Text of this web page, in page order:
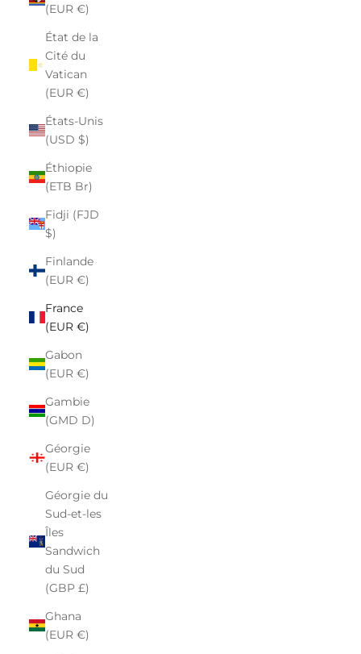
(EUR €)
État de la
Cité du
Vatican
(EUR €)
États-Unis
(USD $)
Éthiopie
(ETB Br)
Fidji (FJD
$)
Finlande
(EUR €)
France
(EUR €)
Gabon
(EUR €)
Gambie
(GMD D)
Géorgie
(EUR €)
Géorgie du
Sud-et-les
Îles
Sandwich
du Sud
(GBP £)
Ghana
(EUR €)